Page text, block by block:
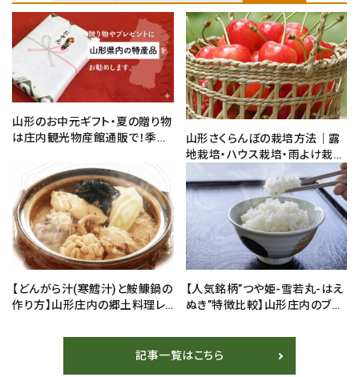
山形のお中元ギフト・夏の贈り物
は庄内観光物産館通販で！季節
山形さくらんぼの栽培方法｜露
地栽培・ハウス栽培・雨よけ栽培
の違いと選び方
【どんがら汁(寒鱈汁)と鮟鱇鍋の
作り方】山形庄内の郷土料理レ
【人気銘柄”つや姫-雪若丸-はえ
ぬき”特徴比較】山形庄内のブラ
記事一覧はこちら